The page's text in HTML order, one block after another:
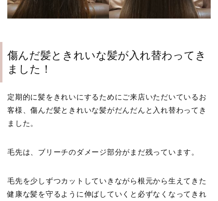
傷んだ髪ときれいな髪が入れ替わってき
ました！
定期的に髪をきれいにするためにご来店いただいているお
客様、傷んだ髪ときれいな髪がだんだんと入れ替わってき
ました。
毛先は、ブリーチのダメージ部分がまだ残っています。
毛先を少しずつカットしていきながら根元から生えてきた
健康な髪を守るように伸ばしていくと必ずなくなってきれ